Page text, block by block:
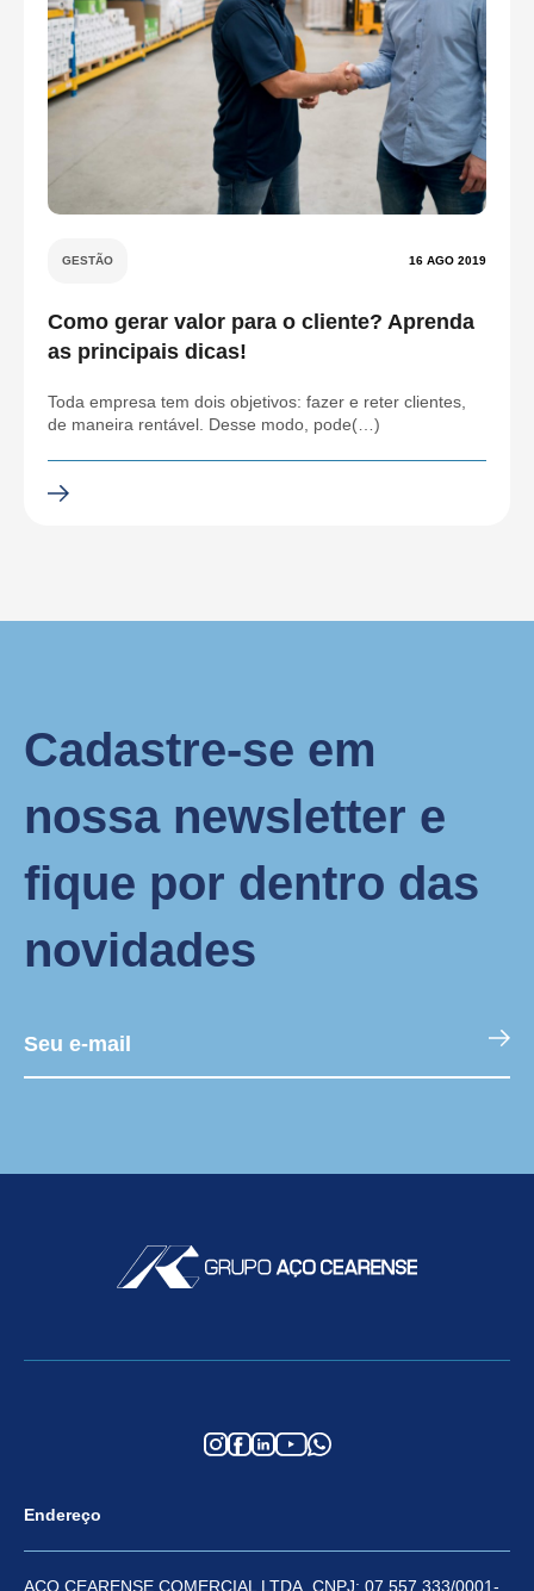
GESTÃO 16 AGO 2019
Como gerar valor para o cliente? Aprenda
as principais dicas!
Toda empresa tem dois objetivos: fazer e reter clientes,
de maneira rentável. Desse modo, pode(…)
Cadastre-se em
nossa newsletter e
fique por dentro das
novidades
Endereço
ACO CEARENSE COMERCIAL LTDA. CNPJ: 07.557.333/0001-